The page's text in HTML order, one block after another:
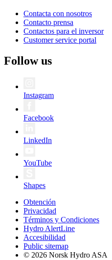
Contacta con nosotros
Contacto prensa
Contactos para el inversor
Customer service portal
Follow us
Instagram
Facebook
LinkedIn
YouTube
Shapes
Obtención
Privacidad
Términos y Condiciones
Hydro AlertLine
Accesibilidad
Public sitemap
© 2026 Norsk Hydro ASA